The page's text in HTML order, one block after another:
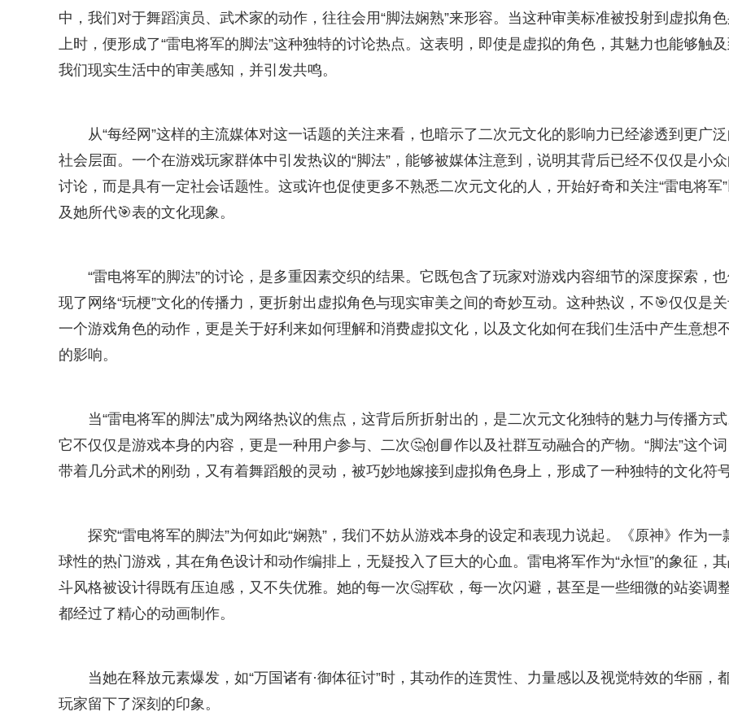
中，我们对于舞蹈演员、武术家的动作，往往会用“脚法娴熟”来形容。当这种审美标准被投射到虚拟角
上时，便形成了“雷电将军的脚法”这种独特的讨论热点。这表明，即使是虚拟的角色，其魅力也能够触及
我们现实生活中的审美感知，并引发共鸣。
从“每经网”这样的主流媒体对这一话题的关注来看，也暗示了二次元文化的影响力已经渗透到更广
社会层面。一个在游戏玩家群体中引发热议的“脚法”，能够被媒体注意到，说明其背后已经不仅仅是小
讨论，而是具有一定社会话题性。这或许也促使更多不熟悉二次元文化的人，开始好奇和关注“雷电将军
及她所代🎯表的文化现象。
“雷电将军的脚法”的讨论，是多重因素交织的结果。它既包含了玩家对游戏内容细节的深度探索，
现了网络“玩梗”文化的传播力，更折射出虚拟角色与现实审美之间的奇妙互动。这种热议，不🎯仅仅是
一个游戏角色的动作，更是关于好利来如何理解和消费虚拟文化，以及文化如何在我们生活中产生意想
的影响。
当“雷电将军的脚法”成为网络热议的焦点，这背后所折射出的，是二次元文化独特的魅力与传播方式
它不仅仅是游戏本身的内容，更是一种用户参与、二次🤔创📘作以及社群互动融合的产物。“脚法”这个词
带着几分武术的刚劲，又有着舞蹈般的灵动，被巧妙地嫁接到虚拟角色身上，形成了一种独特的文化符号
探究“雷电将军的脚法”为何如此“娴熟”，我们不妨从游戏本身的设定和表现力说起。《原神》作为一
球性的热门游戏，其在角色设计和动作编排上，无疑投入了巨大的心血。雷电将军作为“永恒”的象征，
斗风格被设计得既有压迫感，又不失优雅。她的每一次🤔挥砍，每一次闪避，甚至是一些细微的站姿调整
都经过了精心的动画制作。
当她在释放元素爆发，如“万国诸有·御体征讨”时，其动作的连贯性、力量感以及视觉特效的华丽，
玩家留下了深刻的印象。